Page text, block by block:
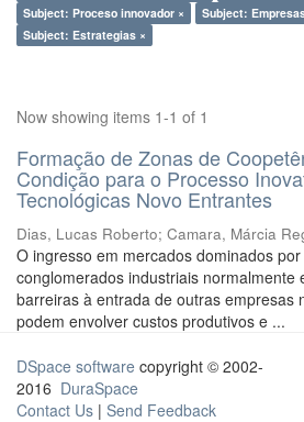
Subject: Proceso innovador ×
Subject:
Subject: Estrategias ×
Now showing items 1-1 of 1
Formação de Zonas de
Condição para o Processo
Tecnológicas Novo Entrantes
Dias, Lucas Roberto; Camara, Márcia
O ingresso em mercados dominados
conglomerados industriais normalmente
barreiras à entrada de outras empresas
podem envolver custos produtivos e ...
DSpace software copyright © 2002-
2016 DuraSpace
Contact Us | Send Feedback